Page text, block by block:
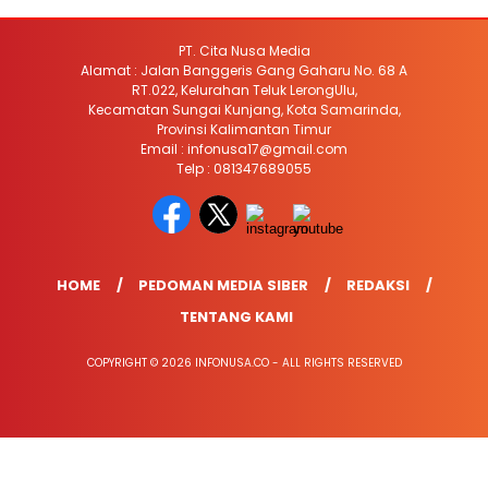
PT. Cita Nusa Media
Alamat : Jalan Banggeris Gang Gaharu No. 68 A
RT.022, Kelurahan Teluk LerongUlu,
Kecamatan Sungai Kunjang, Kota Samarinda,
Provinsi Kalimantan Timur
Email : infonusa17@gmail.com
Telp : 081347689055
HOME PEDOMAN MEDIA SIBER
REDAKSI
TENTANG KAMI
COPYRIGHT © 2026 INFONUSA.CO - ALL RIGHTS RESERVED